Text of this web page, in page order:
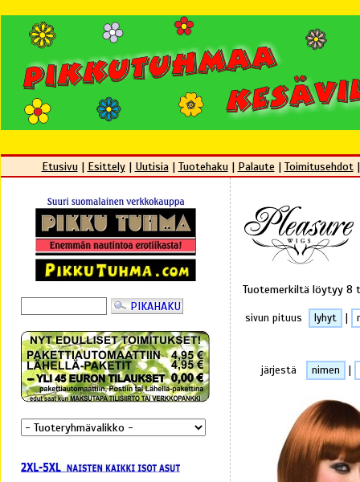
Etusivu| Esittely| Uutisia| Tuotehaku| Palaute | Toimitusehdot
Tuotemerkiltä löytyy 8
sivun pituus lyhyt
järjestä nimen